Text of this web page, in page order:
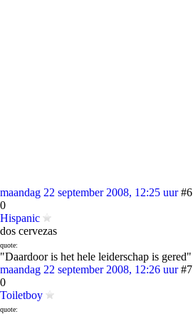
maandag 22 september 2008, 12:25 uur #6
0
Hispanic
dos cervezas
quote:
"Daardoor is het hele leiderschap is gered"
maandag 22 september 2008, 12:26 uur #7
0
Toiletboy
quote: